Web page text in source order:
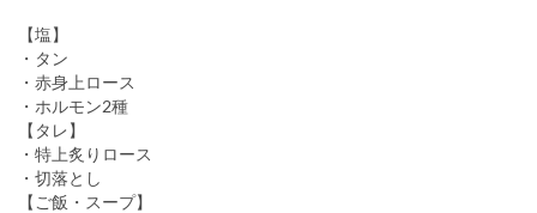
【塩】
・タン
・赤身上ロース
・ホルモン2種
【タレ】
・特上炙りロース
・切落とし
【ご飯・スープ】